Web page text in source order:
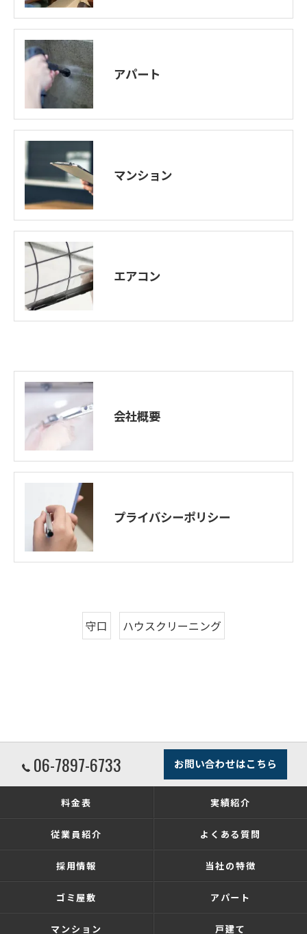
アパート
マンション
エアコン
会社概要
プライバシーポリシー
守口 ハウスクリーニング
06-7897-6733 お問い合わせはこちら
料金表 実績紹介
従業員紹介 よくある質問
採用情報 当社の特徴
ゴミ屋敷 アパート
マンション 戸建て